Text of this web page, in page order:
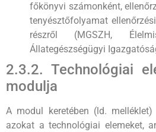
főkönyvi számonként,
tenyésztőfolyamat
részről (MGSZH,
Állategészségügyi
2.3.2. Technológiai
modulja
A modul keretében (ld.
azokat a technológiai elemeket,